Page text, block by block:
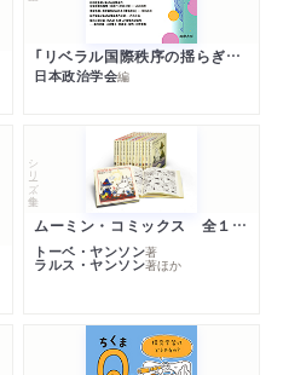
「リベラル国際秩序の揺らぎ」再考 年報政治学２０２６‐Ⅰ
日本政治学会編
シリーズ・全集
ムーミン・コミックス 全１４巻セット
トーベ・ヤンソン著
ラルス・ヤンソン著ほか